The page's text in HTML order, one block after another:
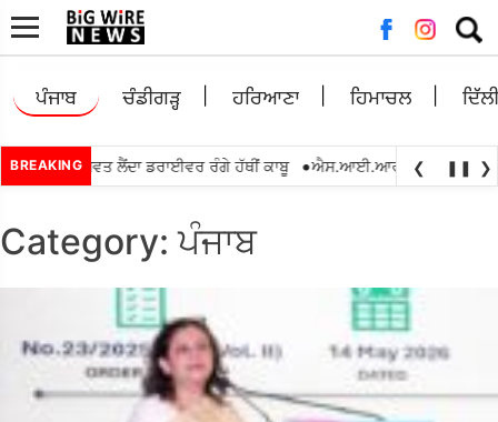
for:
ਪੰਜਾਬ ਚੰਡੀਗੜ੍ਹ ਹਰਿਆਣਾ ਹਿਮਾਚਲ ਦਿੱਲੀ
BREAKING
ਰਿਸ਼ਵਤ ਲੈਂਦਾ ਡਰਾਈਵਰ ਰੰਗੇ ਹੱਥੀਂ ਕਾਬੂ •ਐਸ.ਆਈ.ਆਰ.2026 ਦੌਰਾਨ
❮ ❚❚ ❯
Category:ਪੰਜਾਬ